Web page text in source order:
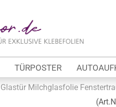
Lieferland
E-
TÜRPOSTER
Glastür Milchglasfolie